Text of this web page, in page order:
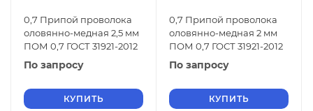
0,7 Припой проволока
оловянно-медная 2,5 мм
ПОМ 0,7 ГОСТ 31921-2012
По запросу
КУПИТЬ
0,7 Припой проволока
оловянно-медная 2 мм
ПОМ 0,7 ГОСТ 31921-2012
По запросу
КУПИТЬ